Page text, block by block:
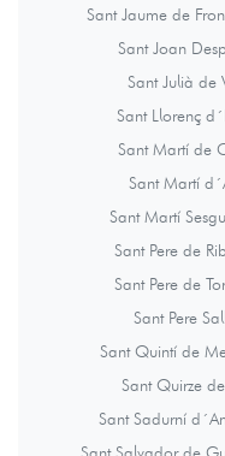
Sant Jaume de
Sant Joan
Sant Julià de
Sant Llorenç
Sant Martí de
Sant Martí
Sant Martí
Sant Pere de
Sant Pere de
Sant Pere
Sant Quintí de
Sant Quirze
Sant Sadurní